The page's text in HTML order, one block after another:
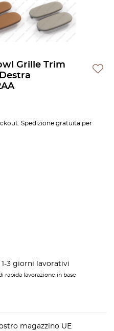
Grille Trim
Spedizione gratuita per
3 giorni lavorativi
rapida lavorazione in base
magazzino UE